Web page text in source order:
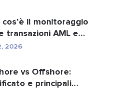
cos’è il monitoraggio
transazioni AML e
funziona?
2026
vs Offshore:
e principali